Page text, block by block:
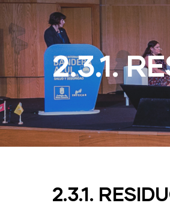
2.3.1.
2.3.1.